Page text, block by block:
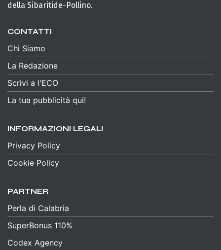
della Sibaritide-Pollino.
CONTATTI
Chi Siamo
La Redazione
Scrivi a l'ECO
La tua pubblicità qui!
INFORMAZIONI LEGALI
Privacy Policy
Cookie Policy
PARTNER
Perla di Calabria
SuperBonus 110%
Codex Agency